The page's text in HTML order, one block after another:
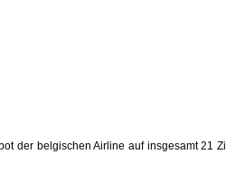
der belgischen Airline auf insgesamt 21